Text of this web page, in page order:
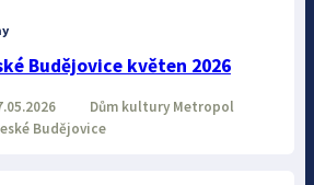
Budějovice květen 2026
Dům kultury Metropol
Budějovice